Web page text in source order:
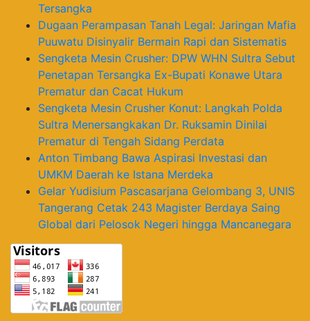
Tersangka
Dugaan Perampasan Tanah Legal: Jaringan Mafia
Puuwatu Disinyalir Bermain Rapi dan Sistematis
Sengketa Mesin Crusher: DPW WHN Sultra Sebut
Penetapan Tersangka Ex-Bupati Konawe Utara
Prematur dan Cacat Hukum
Sengketa Mesin Crusher Konut: Langkah Polda
Sultra Menersangkakan Dr. Ruksamin Dinilai
Prematur di Tengah Sidang Perdata
Anton Timbang Bawa Aspirasi Investasi dan
UMKM Daerah ke Istana Merdeka
Gelar Yudisium Pascasarjana Gelombang 3, UNIS
Tangerang Cetak 243 Magister Berdaya Saing
Global dari Pelosok Negeri hingga Mancanegara